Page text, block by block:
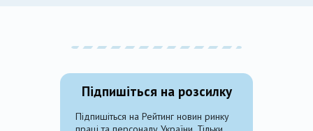
Підпишіться на розсилку
Підпишіться на Рейтинг новин ринку